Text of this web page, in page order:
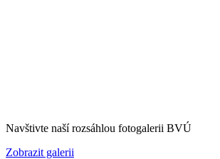
Navštivte naší rozsáhlou fotogalerii BVÚ
Zobrazit galerii